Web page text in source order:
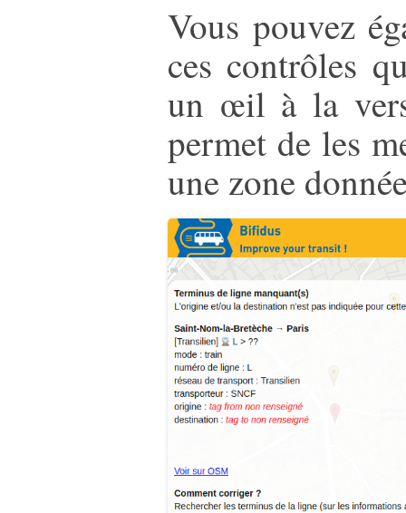
Vous pouvez
ces contrôles
un œil à la
permet de les
une zone